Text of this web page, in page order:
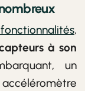
,
à son
un